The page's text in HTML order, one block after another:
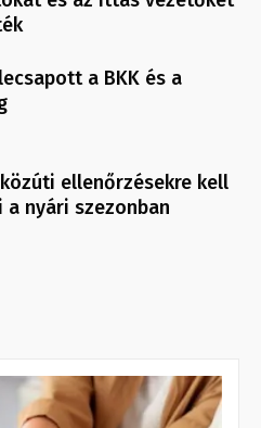
a BKK és a
ellenőrzésekre kell
a nyári szezonban